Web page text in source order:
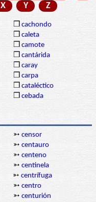
X Y Z
❒ cachondo
❒ caleta
❒ camote
❒ cantárida
❒ caray
❒ carpa
❒ cataléctico
❒ cebada
➳ censor
➳ centauro
➳ centeno
➳ centinela
➳ centrífuga
➳ centro
➳ centurión